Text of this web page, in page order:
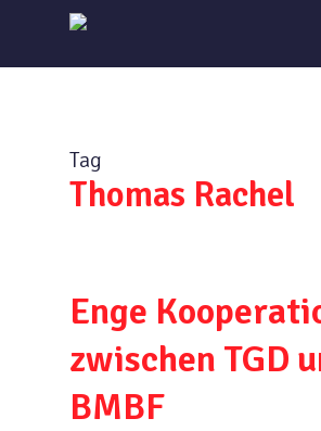
main
Tag
Thomas Rachel
Enge
zwischen TGD
BMBF